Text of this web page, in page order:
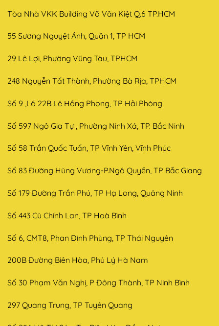
Tòa Nhà VKK Building Võ Văn Kiệt Q.6 TP.HCM
55 Sương Nguyệt Ánh, Quận 1, TP HCM
29 Lê Lợi, Phường Vũng Tàu, TPHCM
248 Nguyễn Tất Thành, Phường Bà Rịa, TPHCM
Số 9 ,Lô 22B Lê Hồng Phong, TP Hải Phòng
Số 597 Ngô Gia Tự , Phường Ninh Xá, TP. Bắc Ninh
Số 58 Trần Quốc Tuấn, TP Vĩnh Yên, Vĩnh Phúc
Số 83 Đường Hùng Vương-P.Ngô Quyền, TP Bắc Giang
Số 179 Đường Trần Phú, TP Hạ Long, Quảng Ninh
Số 443 Cù Chính Lan, TP Hoà Bình
Số 6, CMT8, Phan Đình Phùng, TP Thái Nguyên
200B Đường Biên Hòa, Phủ Lý Hà Nam
Số 30 Phạm Văn Nghị, P Đông Thành, TP Ninh Bình
297 Quang Trung, TP Tuyên Quang